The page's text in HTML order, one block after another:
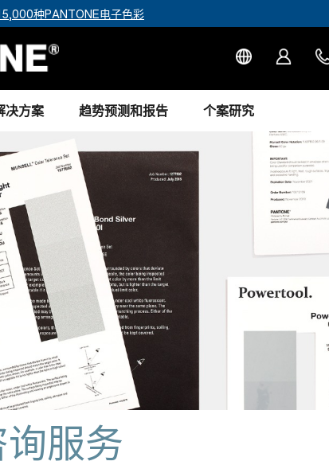
种PANTONE电子色彩
决方案 趋势预测和报告 个案研究
服务